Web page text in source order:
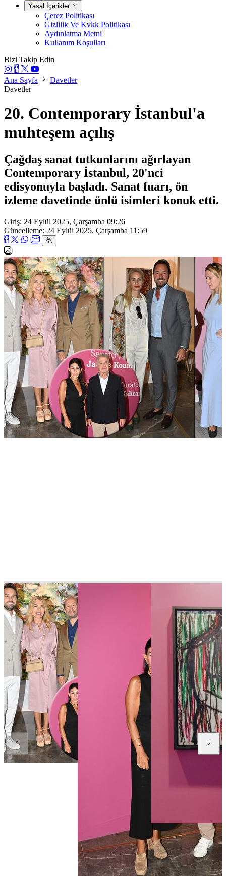
Yasal İçerikler
Çerez Politikası
Gizlilik Ve Kvkk Politikası
Aydınlatma Metni
Kullanım Koşulları
Bizi Takip Edin
Ana Sayfa
Davetler
Davetler
20. Contemporary İstanbul'a
muhteşem açılış
Çağdaş sanat tutkunlarını ağırlayan
Contemporary İstanbul, 20'nci
edisyonuyla başladı. Sanat fuarı, ön
izleme davetinde ünlü isimleri konuk etti.
Giriş: 24 Eylül 2025, Çarşamba 09:26
Güncelleme: 24 Eylül 2025, Çarşamba 11:59